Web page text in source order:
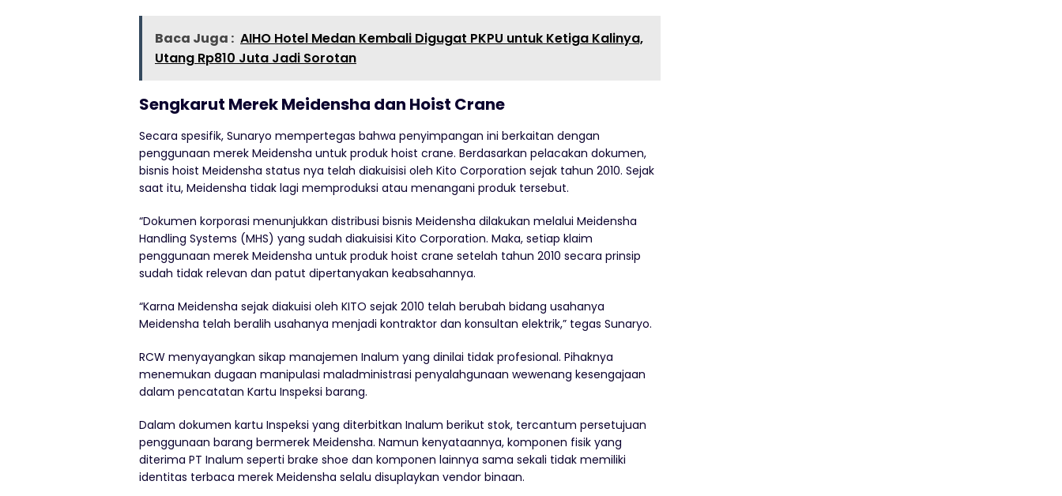
Baca Juga : AIHO Hotel Medan Kembali Digugat PKPU untuk Ketiga Kalinya,
Utang Rp810 Juta Jadi Sorotan
Sengkarut Merek Meidensha dan Hoist Crane
Secara spesifik, Sunaryo mempertegas bahwa penyimpangan ini berkaitan dengan
penggunaan merek Meidensha untuk produk hoist crane. Berdasarkan pelacakan dokumen,
bisnis hoist Meidensha status nya telah diakuisisi oleh Kito Corporation sejak tahun 2010. Sejak
saat itu, Meidensha tidak lagi memproduksi atau menangani produk tersebut.
“Dokumen korporasi menunjukkan distribusi bisnis Meidensha dilakukan melalui Meidensha
Handling Systems (MHS) yang sudah diakuisisi Kito Corporation. Maka, setiap klaim
penggunaan merek Meidensha untuk produk hoist crane setelah tahun 2010 secara prinsip
sudah tidak relevan dan patut dipertanyakan keabsahannya.
“Karna Meidensha sejak diakuisi oleh KITO sejak 2010 telah berubah bidang usahanya
Meidensha telah beralih usahanya menjadi kontraktor dan konsultan elektrik,” tegas Sunaryo.
RCW menyayangkan sikap manajemen Inalum yang dinilai tidak profesional. Pihaknya
menemukan dugaan manipulasi maladministrasi penyalahgunaan wewenang kesengajaan
dalam pencatatan Kartu Inspeksi barang.
Dalam dokumen kartu Inspeksi yang diterbitkan Inalum berikut stok, tercantum persetujuan
penggunaan barang bermerek Meidensha. Namun kenyataannya, komponen fisik yang
diterima PT Inalum seperti brake shoe dan komponen lainnya sama sekali tidak memiliki
identitas terbaca merek Meidensha selalu disuplaykan vendor binaan.